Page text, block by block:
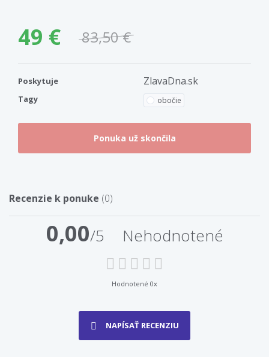
49 € 83,50 €
Poskytuje ZlavaDna.sk
Tagy obočie
Recenzie k ponuke (0)
0,00/5 Nehodnotené
Hodnotené 0x
NAPÍSAŤ RECENZIU